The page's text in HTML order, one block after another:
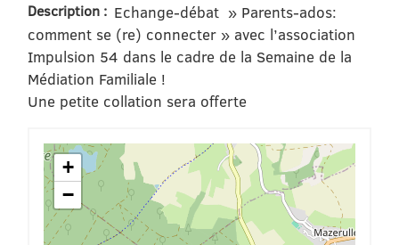
Description : Echange-débat » Parents-ados:
comment se (re) connecter » avec l’association
Impulsion 54 dans le cadre de la Semaine de la
Médiation Familiale !
Une petite collation sera offerte
+
−